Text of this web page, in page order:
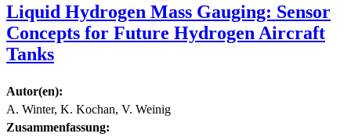
Liquid Hydrogen Mass Gauging: Sensor
Concepts for Future Hydrogen Aircraft
Tanks
Autor(en):
A. Winter, K. Kochan, V. Weinig
Zusammenfassung: